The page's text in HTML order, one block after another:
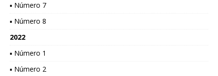
▪ Número 7
▪ Número 8
2022
▪ Número 1
▪ Número 2